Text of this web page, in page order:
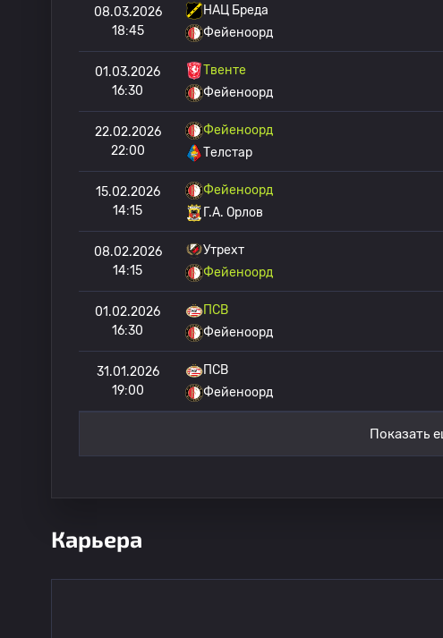
08.03.2026
18:45
НАЦ Бреда
Фейеноорд
01.03.2026
16:30
Твенте
Фейеноорд
22.02.2026
22:00
Фейеноорд
Телстар
15.02.2026
14:15
Фейеноорд
Г.А. Орлов
08.02.2026
14:15
Утрехт
Фейеноорд
01.02.2026
16:30
ПСВ
Фейеноорд
31.01.2026
19:00
ПСВ
Фейеноорд
Показать
Карьера